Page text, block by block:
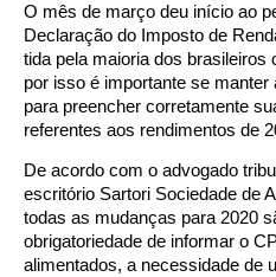
O mês de março deu início ao
Declaração do Imposto de
tida pela maioria dos
por isso é importante se manter
para preencher corretamente
referentes aos rendimentos de
De acordo com o advogado
escritório Sartori Sociedade de
todas as mudanças para 2020
obrigatoriedade de informar o
alimentados, a necessidade de